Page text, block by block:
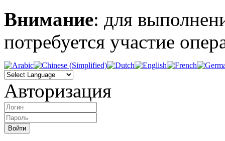
Внимание: для
потребуется участие
Авторизация